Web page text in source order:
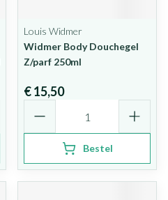
Louis Widmer
Widmer Body Douchegel
Z/parf 250ml
€ 15,50
Bestel